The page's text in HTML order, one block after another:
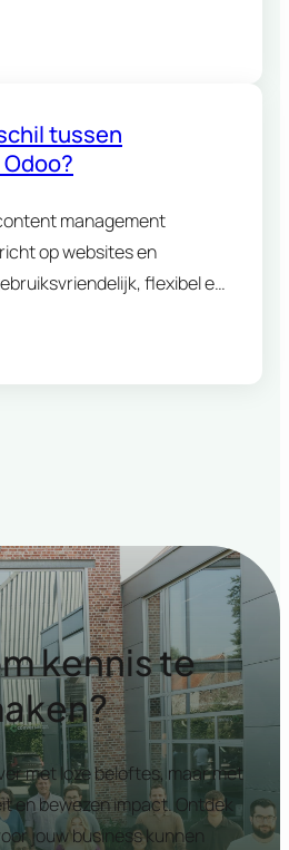
tussen
management
op websites en
flexibel en
kennis te
met loze beloftes, maar met
en bewezen impact. Ontdek
jouw business kunnen